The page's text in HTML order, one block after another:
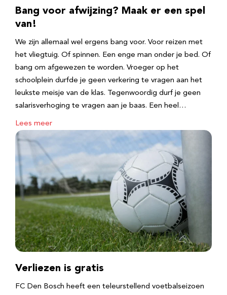
Bang voor afwijzing? Maak er een spel
van!
We zijn allemaal wel ergens bang voor. Voor reizen met
het vliegtuig. Of spinnen. Een enge man onder je bed. Of
bang om afgewezen te worden. Vroeger op het
schoolplein durfde je geen verkering te vragen aan het
leukste meisje van de klas. Tegenwoordig durf je geen
salarisverhoging te vragen aan je baas. Een heel…
Lees meer
Verliezen is gratis
FC Den Bosch heeft een teleurstellend voetbalseizoen